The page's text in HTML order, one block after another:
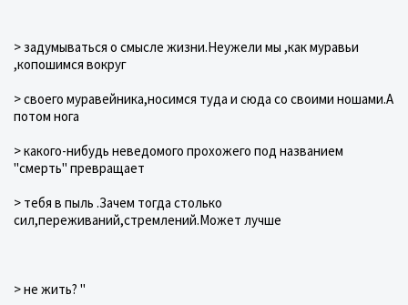
> задумываться о смысле жизни.Неужели мы ,как муравьи
,копошимся вокруг
> своего муравейника,носимся туда и сюда со своими ношами.А
потом нога
> какого-нибудь неведомого прохожего под названием
"смерть" превращает
> тебя в пыль .Зачем тогда столько
сил,переживаний,стремлений.Может лучше
> не жить? "